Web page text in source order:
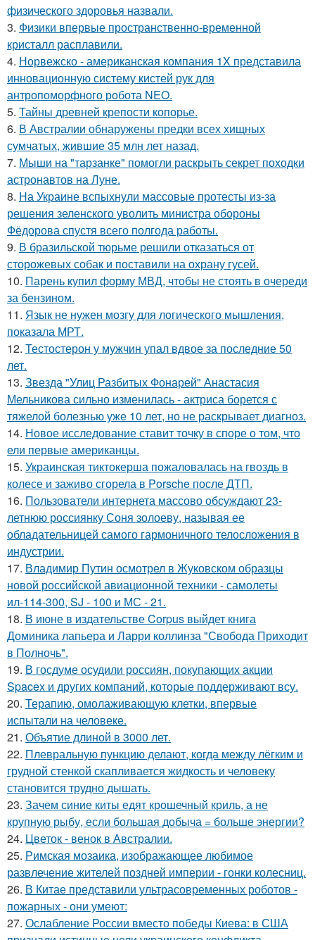
физического здоровья назвали.
3. Физики впервые пространственно-временной
кристалл расплавили.
4. Норвежско - американская компания 1X представила
инновационную систему кистей рук для
антропоморфного робота NEO.
5. Тайны древней крепости копорье.
6. В Австралии обнаружены предки всех хищных
сумчатых, жившие 35 млн лет назад.
7. Мыши на "тарзанке" помогли раскрыть секрет походки
астронавтов на Луне.
8. На Украине вспыхнули массовые протесты из-за
решения зеленского уволить министра обороны
Фёдорова спустя всего полгода работы.
9. В бразильской тюрьме решили отказаться от
сторожевых собак и поставили на охрану гусей.
10. Парень купил форму МВД, чтобы не стоять в очереди
за бензином.
11. Язык не нужен мозгу для логического мышления,
показала МРТ.
12. Тестостерон у мужчин упал вдвое за последние 50
лет.
13. Звезда "Улиц Разбитых Фонарей" Анастасия
Мельникова сильно изменилась - актриса борется с
тяжелой болезнью уже 10 лет, но не раскрывает диагноз.
14. Новое исследование ставит точку в споре о том, что
ели первые американцы.
15. Украинская тиктокерша пожаловалась на гвоздь в
колесе и заживо сгорела в Porsche после ДТП.
16. Пользователи интернета массово обсуждают 23-
летнюю россиянку Соня золоеву, называя ее
обладательницей самого гармоничного телосложения в
индустрии.
17. Владимир Путин осмотрел в Жуковском образцы
новой российской авиационной техники - самолеты
ил-114-300, SJ - 100 и МС - 21.
18. В июне в издательстве Corpus выйдет книга
Доминика лапьера и Ларри коллинза "Свобода Приходит
в Полночь".
19. В госдуме осудили россиян, покупающих акции
Spacex и других компаний, которые поддерживают всу.
20. Терапию, омолаживающую клетки, впервые
испытали на человеке.
21. Объятие длиной в 3000 лет.
22. Плевральную пункцию делают, когда между лёгким и
грудной стенкой скапливается жидкость и человеку
становится трудно дышать.
23. Зачем синие киты едят крошечный криль, а не
крупную рыбу, если большая добыча = больше энергии?
24. Цветок - венок в Австралии.
25. Римская мозаика, изображающее любимое
развлечение жителей поздней империи - гонки колесниц.
26. В Китае представили ультрасовременных роботов -
пожарных - они умеют:
27. Ослабление России вместо победы Киева: в США